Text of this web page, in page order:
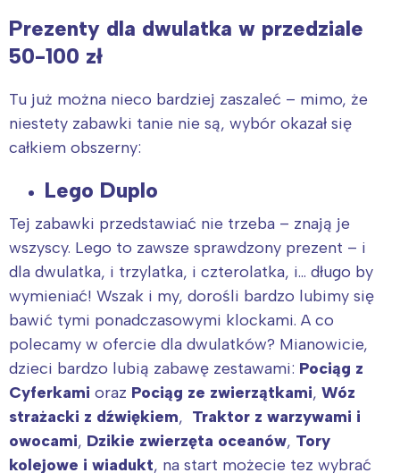
Prezenty dla dwulatka w przedziale
50-100 zł
Tu już można nieco bardziej zaszaleć – mimo, że
niestety zabawki tanie nie są, wybór okazał się
całkiem obszerny:
Lego Duplo
Tej zabawki przedstawiać nie trzeba – znają je
wszyscy. Lego to zawsze sprawdzony prezent – i
dla dwulatka, i trzylatka, i czterolatka, i… długo by
wymieniać! Wszak i my, dorośli bardzo lubimy się
bawić tymi ponadczasowymi klockami. A co
polecamy w ofercie dla dwulatków? Mianowicie,
dzieci bardzo lubią zabawę zestawami: Pociąg z
Cyferkami oraz Pociąg ze zwierzątkami, Wóz
strażacki z dźwiękiem, Traktor z warzywami i
owocami, Dzikie zwierzęta oceanów, Tory
kolejowe i wiadukt, na start możecie tez wybrać